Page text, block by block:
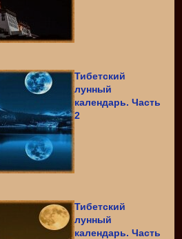
Тибетский
лунный
календарь. Часть
2
Тибетский
лунный
календарь. Часть